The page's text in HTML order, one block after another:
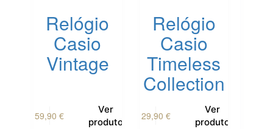
Relógio
Casio
Vintage
59,90€
Ver
produto
Relógio
Casio
Timeless
Collection
29,90 €
Ver
produto